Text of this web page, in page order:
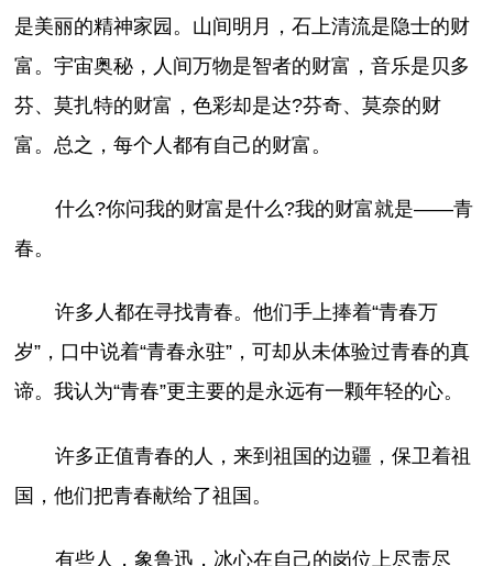
是美丽的精神家园。山间明月，石上清流是隐士的财
富。宇宙奥秘，人间万物是智者的财富，音乐是贝多
芬、莫扎特的财富，色彩却是达?芬奇、莫奈的财
富。总之，每个人都有自己的财富。
什么?你问我的财富是什么?我的财富就是——青
春。
许多人都在寻找青春。他们手上捧着“青春万
岁”，口中说着“青春永驻”，可却从未体验过青春的真
谛。我认为“青春”更主要的是永远有一颗年轻的心。
许多正值青春的人，来到祖国的边疆，保卫着祖
国，他们把青春献给了祖国。
有些人，象鲁迅，冰心在自己的岗位上尽责尽